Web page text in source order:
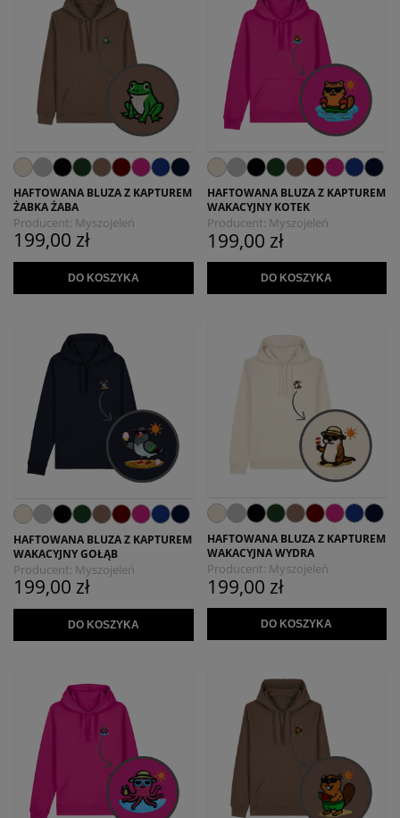
HAFTOWANA BLUZA Z KAPTUREM
ŻABKA ŻABA
Producent: Myszojeleń
199,00 zł
DO KOSZYKA
HAFTOWANA BLUZA Z KAPTUREM
WAKACYJNY KOTEK
Producent: Myszojeleń
199,00 zł
DO KOSZYKA
HAFTOWANA BLUZA Z KAPTUREM
WAKACYJNY GOŁĄB
Producent: Myszojeleń
199,00 zł
DO KOSZYKA
HAFTOWANA BLUZA Z KAPTUREM
WAKACYJNA WYDRA
Producent: Myszojeleń
199,00 zł
DO KOSZYKA